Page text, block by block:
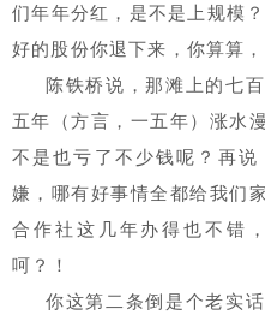
们年年分红，是不是上规模
好的股份你退下来，你算算
陈铁桥说，那滩上的七
五年（方言，一五年）涨水
不是也亏了不少钱呢？再
嫌，哪有好事情全都给我们
合作社这几年办得也不错
呵？！
你这第二条倒是个老实